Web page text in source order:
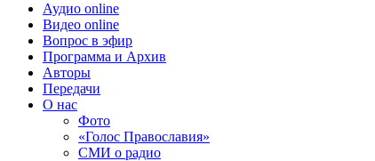
Аудио online
Видео online
Вопрос в эфир
Программа и Архив
Авторы
Передачи
О нас
Фото
«Голос Православия»
СМИ о радио